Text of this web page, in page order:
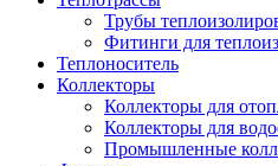
Трубы
Фитинги для
Теплоноситель
Коллекторы
Коллекторы для
Коллекторы для
Промышленные